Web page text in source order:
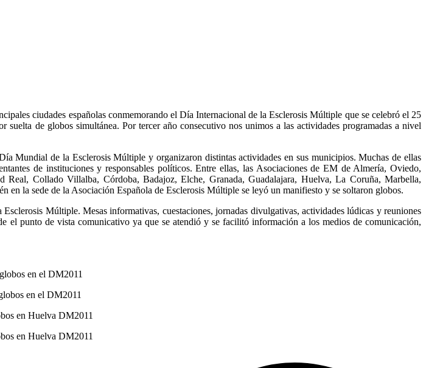
ciudades españolas conmemorando el Día Internacional de la Esclerosis Múltiple que se celebró el 25
de globos simultánea. Por tercer año consecutivo nos unimos a las actividades programadas a nivel
Mundial de la Esclerosis Múltiple y organizaron distintas actividades en sus municipios. Muchas de ellas
de instituciones y responsables políticos. Entre ellas, las Asociaciones de EM de Almería, Oviedo,
Collado Villalba, Córdoba, Badajoz, Elche, Granada, Guadalajara, Huelva, La Coruña, Marbella,
la sede de la Asociación Española de Esclerosis Múltiple se leyó un manifiesto y se soltaron globos.
Múltiple. Mesas informativas, cuestaciones, jornadas divulgativas, actividades lúdicas y reuniones
el punto de vista comunicativo ya que se atendió y se facilitó información a los medios de comunicación,